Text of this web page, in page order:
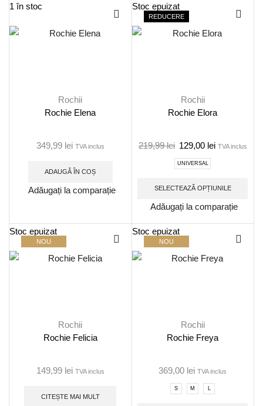
1 în stoc
Rochii
Rochie Elena
349,99 lei TVA inclus
ADAUGĂ ÎN COȘ
Adăugați la comparație
REDUCERE
Stoc epuizat
Rochii
Rochie Elora
219,99lei 129,00 lei TVA inclus
UNIVERSAL
SELECTEAZĂ OPȚIUNILE
Adăugați la comparație
NOU
Stoc epuizat
Rochii
Rochie Felicia
149,99 lei TVA inclus
CITEȘTE MAI MULT
NOU
Stoc epuizat
Rochii
Rochie Freya
369,00 lei TVA inclus
S M